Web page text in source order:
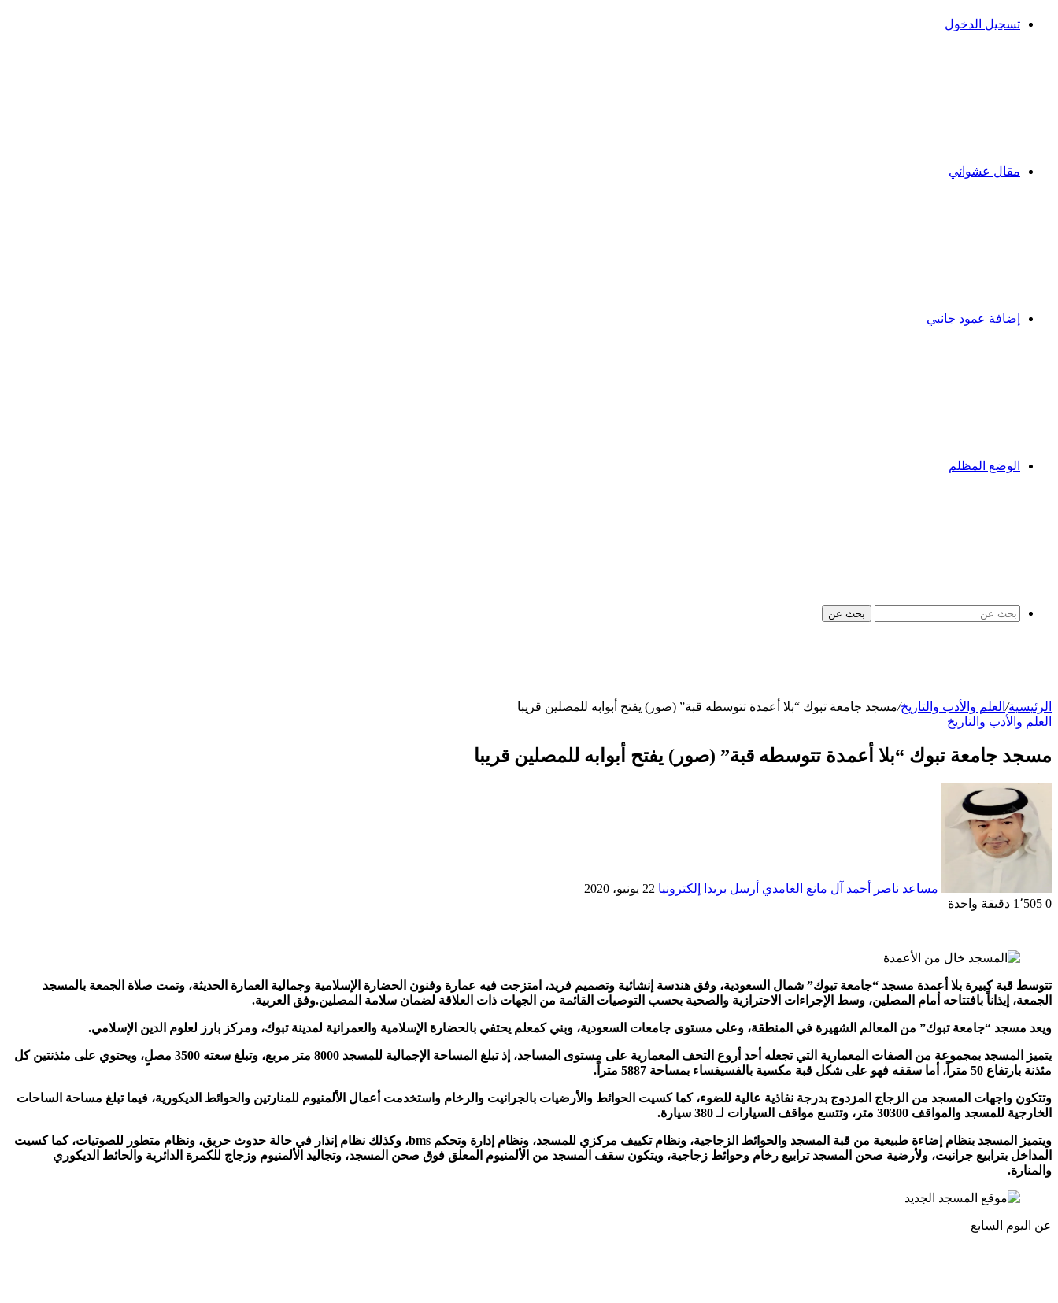
تسجيل الدخول
مقال عشوائي
إضافة عمود جانبي
الوضع المظلم
بحث عن
الرئيسية/ العلم والأدب والتاريخ/مسجد جامعة تبوك “بلا أعمدة تتوسطه قبة” (صور) يفتح أبوابه للمصلين قريبا
العلم والأدب والتاريخ
مسجد جامعة تبوك “بلا أعمدة تتوسطه قبة” (صور) يفتح أبوابه للمصلين قريبا
مساعد ناصر أحمد آل مانع الغامدي أرسل بريدا إلكترونيا 22 يونيو، 2020
0
دقيقة واحدة
تتوسط قبة كبيرة بلا أعمدة مسجد “جامعة تبوك” شمال السعودية، وفق هندسة إنشائية وتصميم فريد، امتزجت فيه عمارة وفنون الحضارة الإسلامية وجمالية العمارة الحديثة، وتمت صلاة الجمعة بالمسجد
الجمعة، إيذاناً بافتتاحه أمام المصلين، وسط الإجراءات الاحترازية والصحية بحسب التوصيات القائمة من الجهات ذات العلاقة لضمان سلامة المصلين.وفق العربية.
ويعد مسجد “جامعة تبوك” من المعالم الشهيرة في المنطقة، وعلى مستوى جامعات السعودية، وبني كمعلم يحتفي بالحضارة الإسلامية والعمرانية لمدينة تبوك، ومركز بارز لعلوم الدين الإسلامي.
يتميز المسجد بمجموعة من الصفات المعمارية التي تجعله أحد أروع التحف المعمارية على مستوى المساجد، إذ تبلغ المساحة الإجمالية للمسجد 8000 متر مربع، وتبلغ سعته 3500 مصلٍ، ويحتوي على مئذنتين كل
مئذنة بارتفاع 50 متراً، أما سقفه فهو على شكل قبة مكسية بالفسيفساء بمساحة 5887 متراً.
وتتكون واجهات المسجد من الزجاج المزدوج بدرجة نفاذية عالية للضوء، كما كسيت الحوائط والأرضيات بالجرانيت والرخام واستخدمت أعمال الألمنيوم للمنارتين والحوائط الديكورية، فيما تبلغ مساحة الساحات
الخارجية للمسجد والمواقف 30300 متر، وتتسع مواقف السيارات لـ 380 سيارة.
ويتميز المسجد بنظام إضاءة طبيعية من قبة المسجد والحوائط الزجاجية، ونظام تكييف مركزي للمسجد، ونظام إدارة وتحكم bms، وكذلك نظام إنذار في حالة حدوث حريق، ونظام متطور للصوتيات، كما كسيت
المداخل بترابيع جرانيت، ولأرضية صحن المسجد ترابيع رخام وحوائط زجاجية، ويتكون سقف المسجد من الألمنيوم المعلق فوق صحن المسجد، وتجاليد الألمنيوم وزجاج للكمرة الدائرية والحائط الديكوري
والمنارة.
عن اليوم السابع